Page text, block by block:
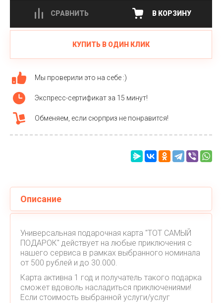
СРАВНИТЬ В КОРЗИНУ
КУПИТЬ В ОДИН КЛИК
Мы проверили это на себе :)
Экспресс-сертификат за 15 минут!
Обменяем, если сюрприз не понравится!
Описание
Универсальная подарочная карта "ТОТ САМЫЙ
ПОДАРОК" действует на любые приключения с
нашего сервиса в рамках выбранного номинала
от 500 рублей и до 30.000.
Карта активна 1 год и получатель такого подарка
сможет вдоволь насладиться приключениями!
Если стоимость выбранной услуги/услуг